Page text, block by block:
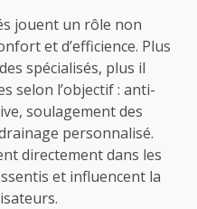
jouent un rôle non
et d’efficience. Plus
spécialisés, plus il
selon l’objectif : anti-
soulagement des
personnalisé.
directement dans les
et influencent la